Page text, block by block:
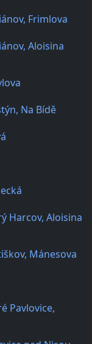
Frimlova
Aloisina
Na Bídě
Harcov, Aloisina
Mánesova
Pavlovice,